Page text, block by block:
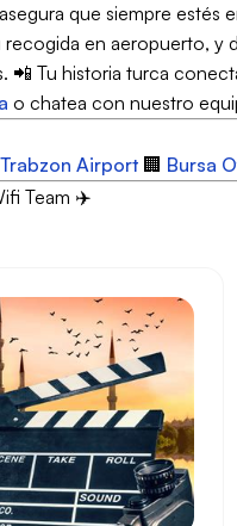
que siempre estés
en aeropuerto, y
Tu historia turca
o chatea con nuestro
Trabzon Airport 🏢 Bursa
Team ✈️